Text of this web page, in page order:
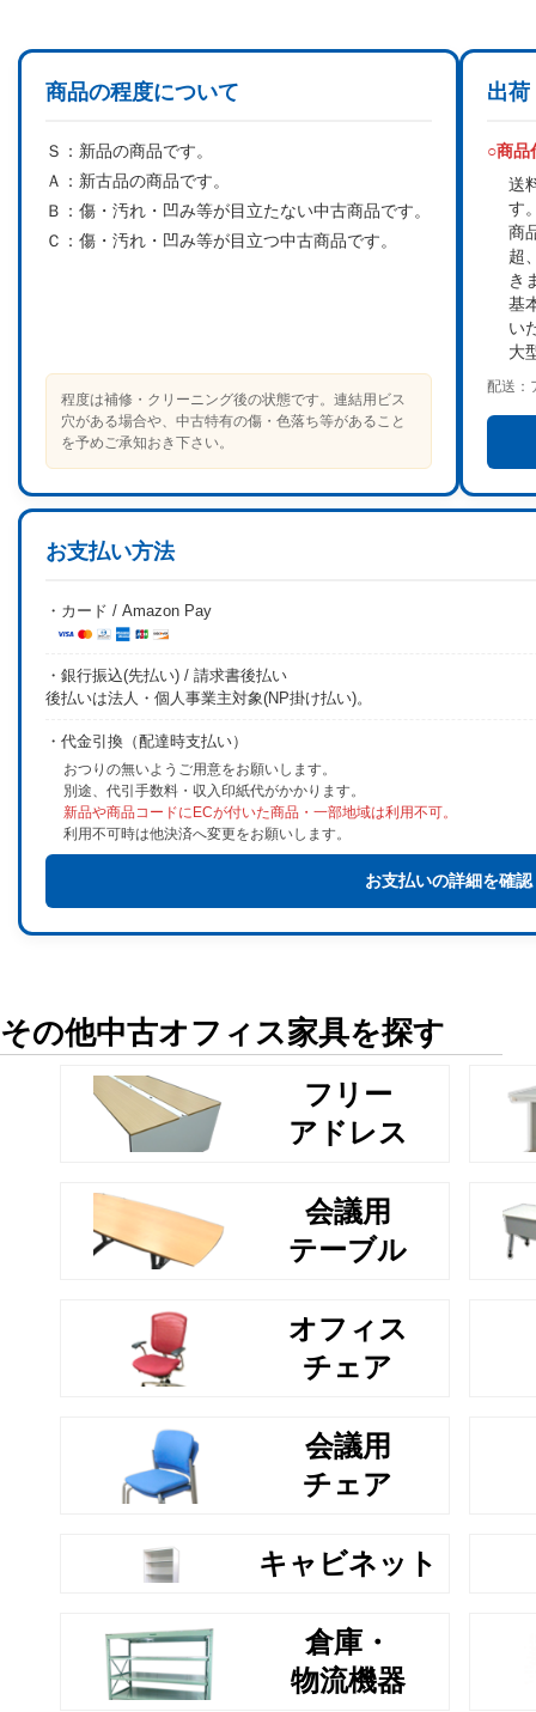
商品の程度について
Ｓ： 新品の商品です。
Ａ： 新古品の商品です。
Ｂ： 傷・汚れ・凹み等が目立たない中古商品です。
Ｃ： 傷・汚れ・凹み等が目立つ中古商品です。
程度は補修・クリーニング後の状態です。連結用ビス
穴がある場合や、中古特有の傷・色落ち等があること
を予めご承知おき下さい。
出荷
○商品
送
す
商
超
き
基
い
大
配送：
お支払い方法
・カード / Amazon Pay
・銀行振込(先払い) / 請求書後払い
後払いは法人・個人事業主対象(NP掛け払い)。
・代金引換（配達時支払い）
おつりの無いようご用意をお願いします。
別途、代引手数料・収入印紙代がかかります。
新品や商品コードにECが付いた商品・一部地域は利用不可。
利用不可時は他決済へ変更をお願いします。
お支払いの詳細を確認
その他中古オフィス家具を探す
フリー
アドレス
会議用
テーブル
オフィス
チェア
会議用
チェア
キャビネット
倉庫・
物流機器